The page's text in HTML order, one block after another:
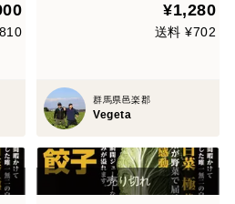
¥1,280
送料 ¥702
群馬県邑楽郡
Vegeta